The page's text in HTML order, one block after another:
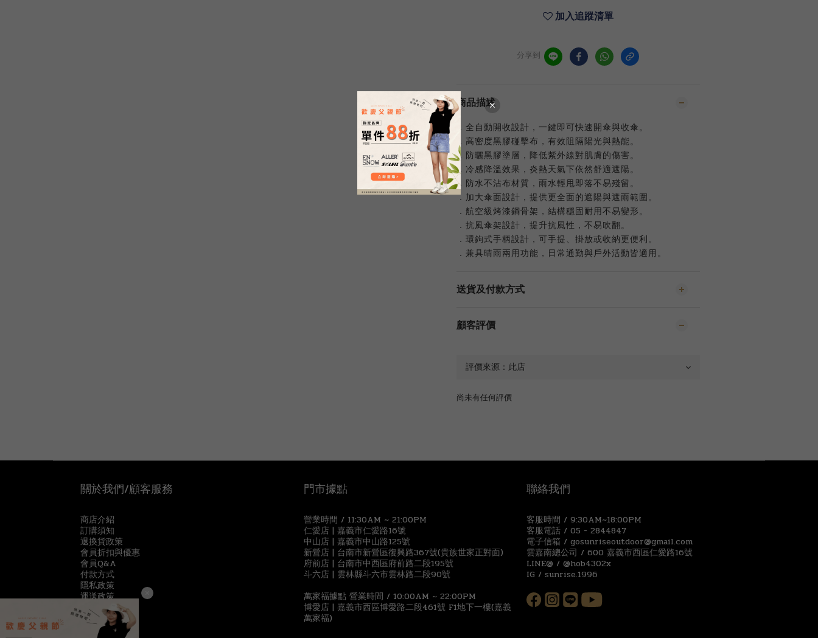
加入追蹤清單
分享到
商品描述
．全自動開收設計，一鍵即可快速開傘與收傘。
．高密度黑膠碰擊布，有效阻隔陽光與熱能。
．防曬黑膠塗層，降低紫外線對肌膚的傷害。
．冷感降溫效果，炎熱天氣下依然舒適遮陽。
．防水不沾布材質，雨水輕甩即落不易殘留。
．加大傘面設計，提供更全面的遮陽與遮雨範圍。
．航空級烤漆鋼骨架，結構穩固耐用不易變形。
．抗風傘架設計，提升抗風性，不易吹翻。
．環鉤式手柄設計，可手提、掛放或收納更便利。
．兼具晴雨兩用功能，日常通勤與戶外活動皆適用。
送貨及付款方式
顧客評價
尚未有任何評價
關於我們/顧客服務
商店介紹
訂購須知
退換貨政策
會員折扣與優惠
會員Q&A
付款方式
隱私政策
運送政策
門市據點
營業時間 / 11:30AM ~ 21:00PM
仁愛店 | 嘉義市仁愛路16號
中山店 | 嘉義市中山路125號
新營店 | 台南市新營區復興路367號(貴族世家正對面)
府前店 | 台南市中西區府前路二段195號
斗六店 | 雲林縣斗六市雲林路二段90號
萬家福據點 營業時間 / 10:00AM ~ 22:00PM
博愛店 | 嘉義市西區博愛路二段461號 F1地下一樓(嘉義
萬家福)
聯絡我們
客服時間 / 9:30AM~18:00PM
客服電話 / 05 - 2844847
電子信箱 / gosunriseoutdoor@gmail.com
雲嘉南總公司 / 600 嘉義市西區仁愛路16號
LINE@ / @hob4302x
IG / sunrise.1996